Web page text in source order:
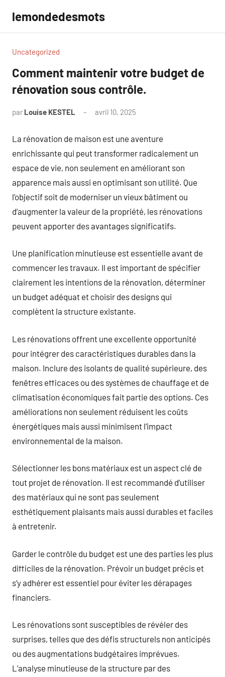
contenu
lemondedesmots
Uncategorized
Comment maintenir votre budget de
rénovation sous contrôle.
par Louise KESTEL avril 10, 2025
La rénovation de maison est une aventure
enrichissante qui peut transformer radicalement un
espace de vie, non seulement en améliorant son
apparence mais aussi en optimisant son utilité. Que
l’objectif soit de moderniser un vieux bâtiment ou
d’augmenter la valeur de la propriété, les rénovations
peuvent apporter des avantages significatifs.
Une planification minutieuse est essentielle avant de
commencer les travaux. Il est important de spécifier
clairement les intentions de la rénovation, déterminer
un budget adéquat et choisir des designs qui
complètent la structure existante.
Les rénovations offrent une excellente opportunité
pour intégrer des caractéristiques durables dans la
maison. Inclure des isolants de qualité supérieure, des
fenêtres efficaces ou des systèmes de chauffage et de
climatisation économiques fait partie des options. Ces
améliorations non seulement réduisent les coûts
énergétiques mais aussi minimisent l’impact
environnemental de la maison.
Sélectionner les bons matériaux est un aspect clé de
tout projet de rénovation. Il est recommandé d’utiliser
des matériaux qui ne sont pas seulement
esthétiquement plaisants mais aussi durables et faciles
à entretenir.
Garder le contrôle du budget est une des parties les plus
difficiles de la rénovation. Prévoir un budget précis et
s’y adhérer est essentiel pour éviter les dérapages
financiers.
Les rénovations sont susceptibles de révéler des
surprises, telles que des défis structurels non anticipés
ou des augmentations budgétaires imprévues.
L’analyse minutieuse de la structure par des